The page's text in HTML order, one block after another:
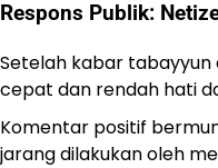
Respons Publik:
Setelah kabar tabayyun
cepat dan rendah hati
Komentar positif
jarang dilakukan oleh